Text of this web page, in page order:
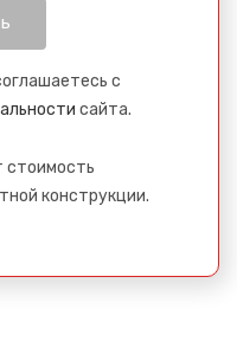
с
сайта.
стоимость
конструкции.